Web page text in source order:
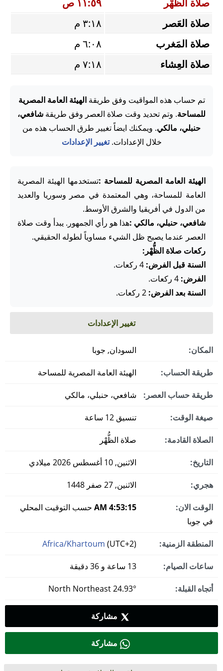
صلاة الظُّهْر
١١:٥٩ ص
صلاة العَصر
٣:١٨ م
صلاة المَغرب
٦:٠٨ م
صلاة العِشاء
٧:١٨ م
تم حساب هذه المواقيت وفق طريقةالهيئة العامة المصرية
للمساحة. وتم تحديد وقت صلاة العصر وفق طريقة شافعي،
حنبلي، مالكي. ويمكنك ايضاً تغيير طرق الحساب هذه من
خلال الإعدادات.تغيير الإعدادات
الهيئة العامة المصرية للمساحة :تستخدمها الهيئة المصرية
العامة للمساحة، وهي المعتمدة في مصر وسوريا والعديد
من الدول في أفريقيا والشرق الأوسط.
شافعي، حنبلي، مالكي :هذا هو رأي الجمهور. يبدأ وقت صلاة
العصر عندما يصبح ظل الشيء مساوياً لطوله الحقيقي.
ركعات صلاة الظُّهْر:
السنة قبل الفرض:
الفرض:
السنة بعد الفرض:
تغيير الإعدادات
المكان: السودان, جوبا
طريقة الحساب: الهيئة العامة المصرية للمساحة
طريقة حساب العصر: شافعي، حنبلي، مالكي
صيغة الوقت: تنسيق 12 ساعة
الصلاة القادمة: صلاة الظُّهْر
التاريخ: الاثنين, 10 أغسطس 2026 ميلادي
هجري: الاثنين, 27 صفر 1448
الوقت الان: 4:53:15 AM
حسب التوقيت المحلي
في جوبا
المنطقة الزمنية: Africa/Khartoum (UTC+2)
ساعات الصيام:
أتجاه القبلة:
مشاركة
مشاركة